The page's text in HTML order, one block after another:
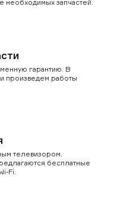
необходимых запчастей.
гарантию. В
произведем работы
телевизором,
бесплатные
Fi.